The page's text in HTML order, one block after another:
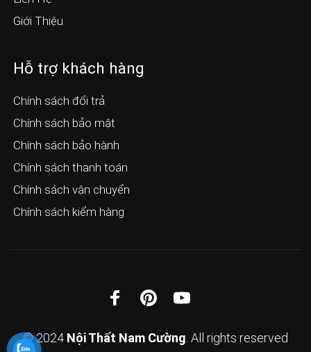
Giới Thiệu
Hỗ trợ khách hàng
Chính sách đổi trả
Chính sách bảo mật
Chính sách bảo hành
Chính sách thanh toán
Chính sách vận chuyển
Chính sách kiểm hàng
© 2024 Nội Thất Nam Cường . All rights reserved